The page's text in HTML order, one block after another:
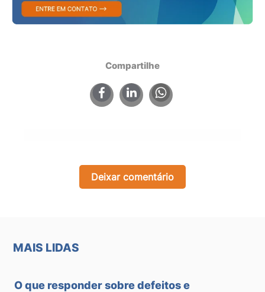
Compartilhe
Deixar comentário
MAIS LIDAS
O que responder sobre defeitos e